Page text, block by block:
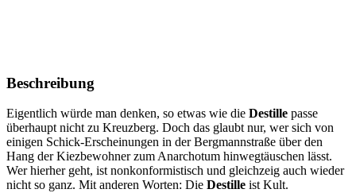
Beschreibung
Eigentlich würde man denken, so etwas wie die Destille passe
überhaupt nicht zu Kreuzberg. Doch das glaubt nur, wer sich von
einigen Schick-Erscheinungen in der Bergmannstraße über den
Hang der Kiezbewohner zum Anarchotum hinwegtäuschen lässt.
Wer hierher geht, ist nonkonformistisch und gleichzeig auch wieder
nicht so ganz. Mit anderen Worten: Die Destille ist Kult.